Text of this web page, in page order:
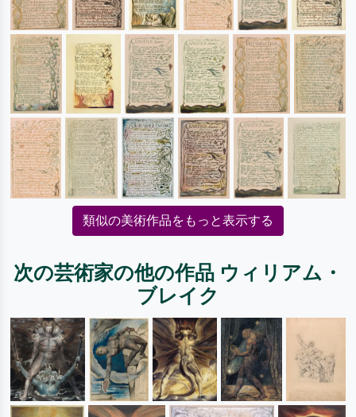
類似の美術作品をもっと表示する
次の芸術家の他の作品 ウィリアム・
ブレイク